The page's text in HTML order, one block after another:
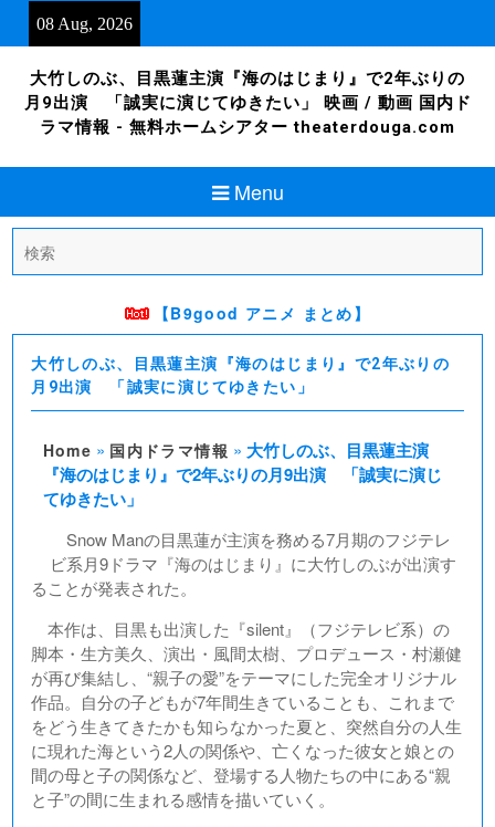
08 Aug, 2026
大竹しのぶ、目黒蓮主演『海のはじまり』で2年ぶりの
月9出演 「誠実に演じてゆきたい」 映画 / 動画 国内ド
ラマ情報 - 無料ホームシアター theaterdouga.com
Menu
for:
【B9good アニメ まとめ】
大竹しのぶ、目黒蓮主演『海のはじまり』で2年ぶりの
月9出演 「誠実に演じてゆきたい」
Home » 国内ドラマ情報 » 大竹しのぶ、目黒蓮主演
『海のはじまり』で2年ぶりの月9出演 「誠実に演じ
てゆきたい」
Snow Manの目黒蓮が主演を務める7月期のフジテレ
ビ系月9ドラマ『海のはじまり』に大竹しのぶが出演す
ることが発表された。
本作は、目黒も出演した『silent』（フジテレビ系）の
脚本・生方美久、演出・風間太樹、プロデュース・村瀬健
が再び集結し、“親子の愛”をテーマにした完全オリジナル
作品。自分の子どもが7年間生きていることも、これまで
をどう生きてきたかも知らなかった夏と、突然自分の人生
に現れた海という2人の関係や、亡くなった彼女と娘との
間の母と子の関係など、登場する人物たちの中にある“親
と子”の間に生まれる感情を描いていく。